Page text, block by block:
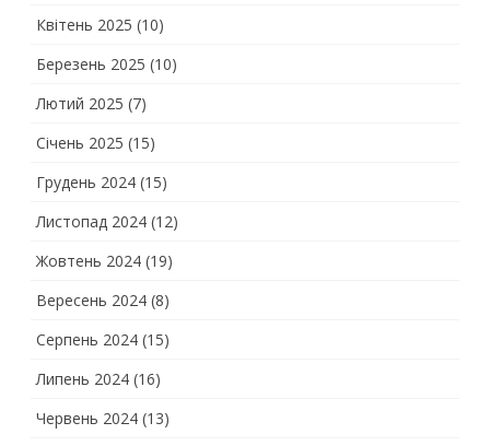
Квітень 2025 (10)
Березень 2025 (10)
Лютий 2025 (7)
Січень 2025 (15)
Грудень 2024 (15)
Листопад 2024 (12)
Жовтень 2024 (19)
Вересень 2024 (8)
Серпень 2024 (15)
Липень 2024 (16)
Червень 2024 (13)